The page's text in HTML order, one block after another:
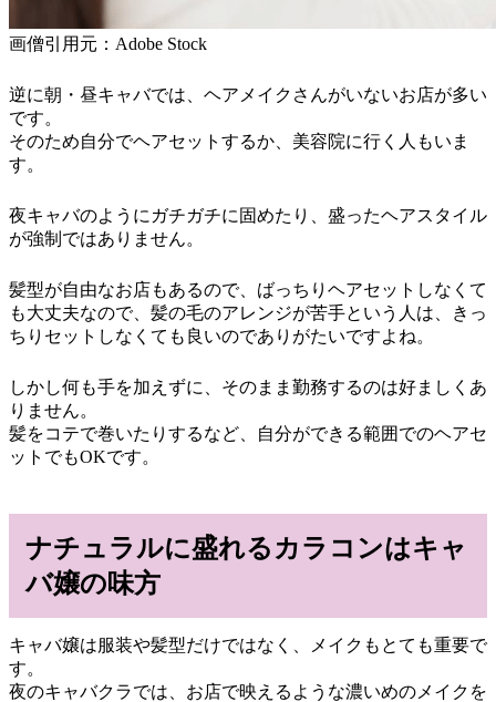
画僧引用元：Adobe Stock
逆に朝・昼キャバでは、ヘアメイクさんがいないお店が多い
です。
そのため自分でヘアセットするか、美容院に行く人もいま
す。
夜キャバのようにガチガチに固めたり、盛ったヘアスタイル
が強制ではありません。
髪型が自由なお店もあるので、ばっちりヘアセットしなくて
も大丈夫なので、髪の毛のアレンジが苦手という人は、きっ
ちりセットしなくても良いのでありがたいですよね。
しかし何も手を加えずに、そのまま勤務するのは好ましくあ
りません。
髪をコテで巻いたりするなど、自分ができる範囲でのヘアセ
ットでもOKです。
ナチュラルに盛れるカラコンはキャ
バ嬢の味方
キャバ嬢は服装や髪型だけではなく、メイクもとても重要で
す。
夜のキャバクラでは、お店で映えるような濃いめのメイクを